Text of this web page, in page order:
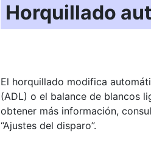
Horquillado
El horquillado modifica
(ADL) o el balance de blancos
obtener más información,
“Ajustes del disparo”.